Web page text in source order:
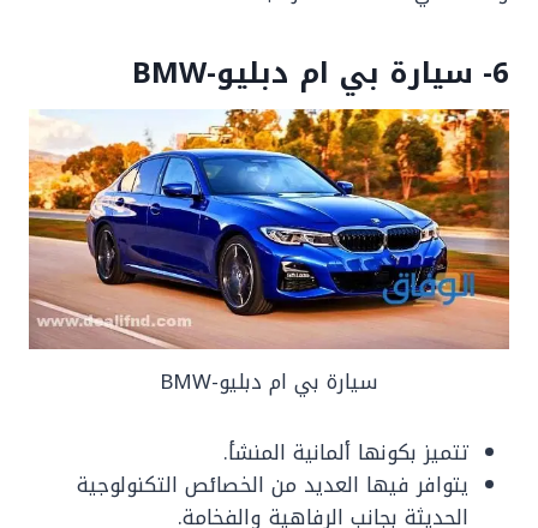
6- سيارة بي ام دبليو-BMW
سيارة بي ام دبليو-BMW
تتميز بكونها ألمانية المنشأ.
يتوافر فيها العديد من الخصائص التكنولوجية
الحديثة بجانب الرفاهية والفخامة.